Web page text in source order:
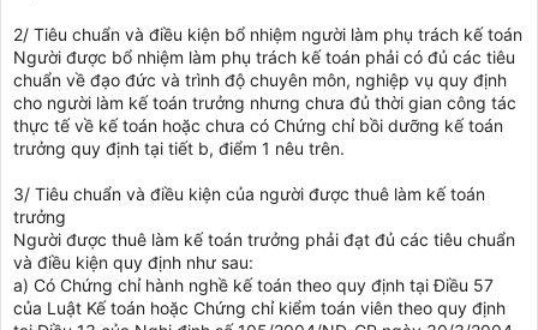
2/ Tiêu chuẩn và điều kiện bổ nhiệm người làm phụ trách kế toán
Người được bổ nhiệm làm phụ trách kế toán phải có đủ các tiêu
chuẩn về đạo đức và trình độ chuyên môn, nghiệp vụ quy định
cho người làm kế toán trưởng nhưng chưa đủ thời gian công tác
thực tế về kế toán hoặc chưa có Chứng chỉ bồi dưỡng kế toán
trưởng quy định tại tiết b, điểm 1 nêu trên.
3/ Tiêu chuẩn và điều kiện của người được thuê làm kế toán
trưởng
Người được thuê làm kế toán trưởng phải đạt đủ các tiêu chuẩn
và điều kiện quy định như sau:
a) Có Chứng chỉ hành nghề kế toán theo quy định tại Điều 57
của Luật Kế toán hoặc Chứng chỉ kiểm toán viên theo quy định